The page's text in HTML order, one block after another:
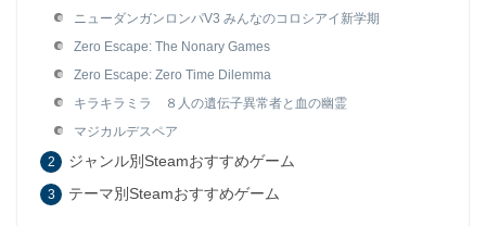
ニューダンガンロンパV3 みんなのコロシアイ新学期
Zero Escape: The Nonary Games
Zero Escape: Zero Time Dilemma
キラキラミラ ８人の遺伝子異常者と血の幽霊
マジカルデスペア
ジャンル別Steamおすすめゲーム
テーマ別Steamおすすめゲーム